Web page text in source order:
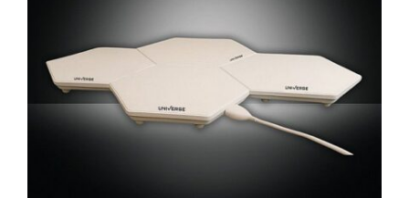
קפה ותה
גיפט קארד
כלי בית
המותגים שלנו